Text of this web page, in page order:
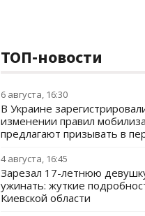
ТОП-новости
6 августа, 16:30
В Украине
изменении правил
предлагают призывать в
4 августа, 16:45
Зарезал 17-летнюю
ужинать: жуткие
Киевской области